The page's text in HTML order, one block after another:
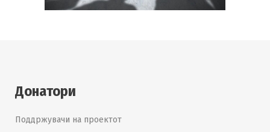
Донатори
Поддржувачи на проектот